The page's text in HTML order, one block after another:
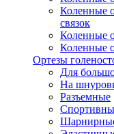
Коленные
связок
Коленные
Коленные
Ортезы
Для
На
Разъемные